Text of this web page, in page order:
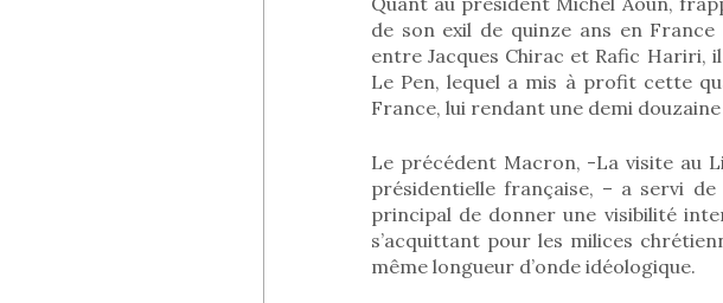
de son exil de quinze ans en
entre Jacques Chirac et Rafic Hariri,
Le Pen, lequel a mis à profit cette
France, lui rendant une demi
Le précédent Macron, -La visite au
présidentielle française, – a servi
principal de donner une visibilité
s’acquittant pour les milices
même longueur d’onde idéologique.